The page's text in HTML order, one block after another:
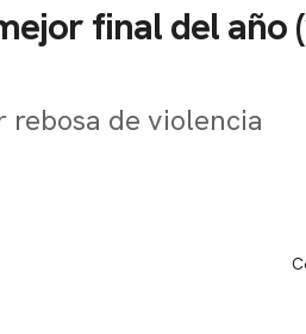
final del año
rebosa de violencia